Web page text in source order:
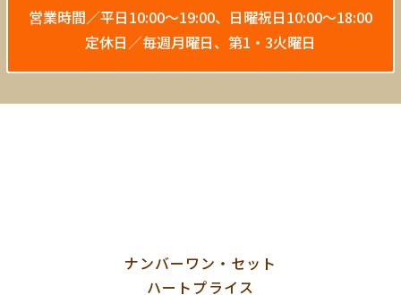
営業時間／平日10:00〜19:00、 日曜祝日10:00〜18:00
定休日／毎週月曜日、第1・3火曜日
ナンバーワン・セット
ハートプライス